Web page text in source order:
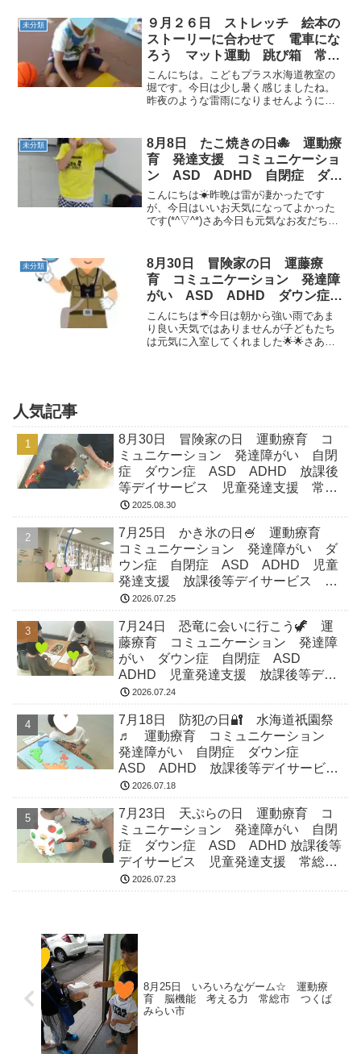
のサツマイモ愛好者の集まりである「川
越いも友の会」が...
未分類
９月２６日 ストレッチ 絵本の
ストーリーに合わせて 電車にな
ろう マット運動 跳び箱 常総
市 つくばみらい市 下妻市
こんにちは。こどもプラス水海道教室の
堀です。今日は少し暑く感じましたね。
昨夜のような雷雨になりませんように。
で。」と持って来ました。とても集中し
て聞き入っていました。運動...
未分類
8月8日 たこ焼きの日🐙 運動療
育 発達支援 コミュニケーショ
ン ASD ADHD 自閉症 ダウ
ン症 放課後等デイサービス 児
童発達支援 常総市 つくばみら
い市 守谷市 坂東市
こんにちは☀昨晩は雷が凄かったです
が、今日はいいお天気になってよかった
です(*^▽^*)さあ今日も元気なお友だちが
焼の日（8月8日 記念日）香川県三豊市に
本社を置き、...
未分類
8月30日 冒険家の日 運藤療
育 コミュニケーション 発達障
がい ASD ADHD ダウン症
児童発達支援 放課後等デイサー
ビス 常総市 つくばみらい市
坂東市 守谷市
こんにちは☔今日は朝から強い雨であま
り良い天気ではありませんが子どもたち
は元気に入室してくれました🌟🌟さあ今
人気記事
8月30日 冒険家の日 運動療育 コ
ミュニケーション 発達障がい 自閉
症 ダウン症 ASD ADHD 放課後
等デイサービス 児童発達支援 常総
市 つくばみらい市 坂東市 守谷市
2025.08.30
7月25日 かき氷の日🍧 運動療育
コミュニケーション 発達障がい ダ
ウン症 自閉症 ASD ADHD 児童
発達支援 放課後等デイサービス 常
総市 つくばみらい市 坂東市 守谷
2026.07.25
7月24日 恐竜に会いに行こう🦖 運
藤療育 コミュニケーション 発達障
がい ダウン症 自閉症 ASD
ADHD 児童発達支援 放課後等デイ
サービス 常総市 つくばみらい市
2026.07.24
7月18日 防犯の日🔐 水海道祇園祭
♬ 運動療育 コミュニケーション
発達障がい 自閉症 ダウン症
ASD ADHD 放課後等デイサービ
ス 児童発達支援 常総市 つくばみ
2026.07.18
7月23日 天ぷらの日 運動療育 コ
ミュニケーション 発達障がい 自閉
症 ダウン症 ASD ADHD 放課後等
デイサービス 児童発達支援 常総
市 つくばみらい市 坂東市 守谷市
2026.07.23
8月25日 いろいろなゲーム☆ 運動療
育 脳機能 考える力 常総市 つくば
みらい市